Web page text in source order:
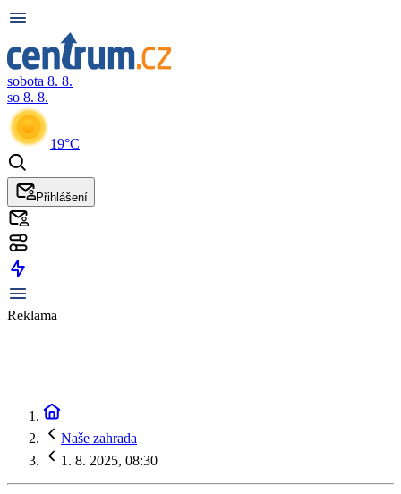
sobota 8. 8.
so 8. 8.
19°C
Přihlášení
Reklama
Naše zahrada
1. 8. 2025, 08:30